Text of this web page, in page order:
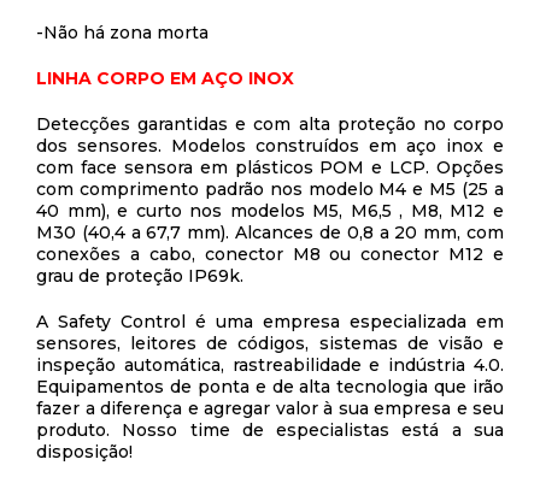
-Não há zona morta
LINHA CORPO EM AÇO INOX
Detecções garantidas e com alta proteção no corpo
dos sensores. Modelos construídos em aço inox e
com face sensora em plásticos POM e LCP. Opções
com comprimento padrão nos modelo M4 e M5 (25 a
40 mm), e curto nos modelos M5, M6,5 , M8, M12 e
M30 (40,4 a 67,7 mm). Alcances de 0,8 a 20 mm, com
conexões a cabo, conector M8 ou conector M12 e
grau de proteção IP69k.
A Safety Control é uma empresa especializada em
sensores, leitores de códigos, sistemas de visão e
inspeção automática, rastreabilidade e indústria 4.0.
Equipamentos de ponta e de alta tecnologia que irão
fazer a diferença e agregar valor à sua empresa e seu
produto. Nosso time de especialistas está a sua
disposição!